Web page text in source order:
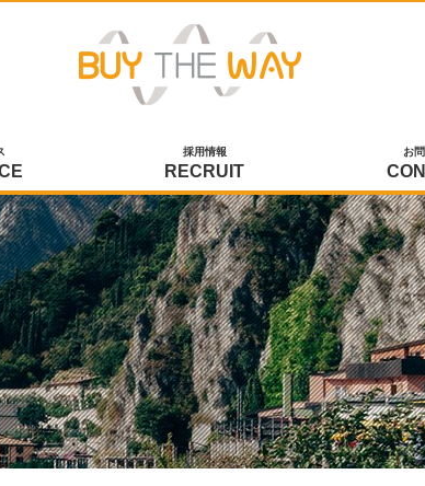
採用情報
RECRUIT
お